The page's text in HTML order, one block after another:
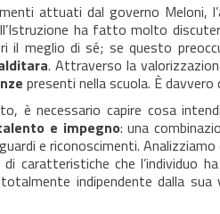
attuati dal governo Meloni,
ha fatto molto
il meglio di sé; se questo
. Attraverso la
presenti nella scuola. È davvero
è necessario capire cosa
e impegno: una
e riconoscimenti.
caratteristiche che l’individuo ha
indipendente dalla sua